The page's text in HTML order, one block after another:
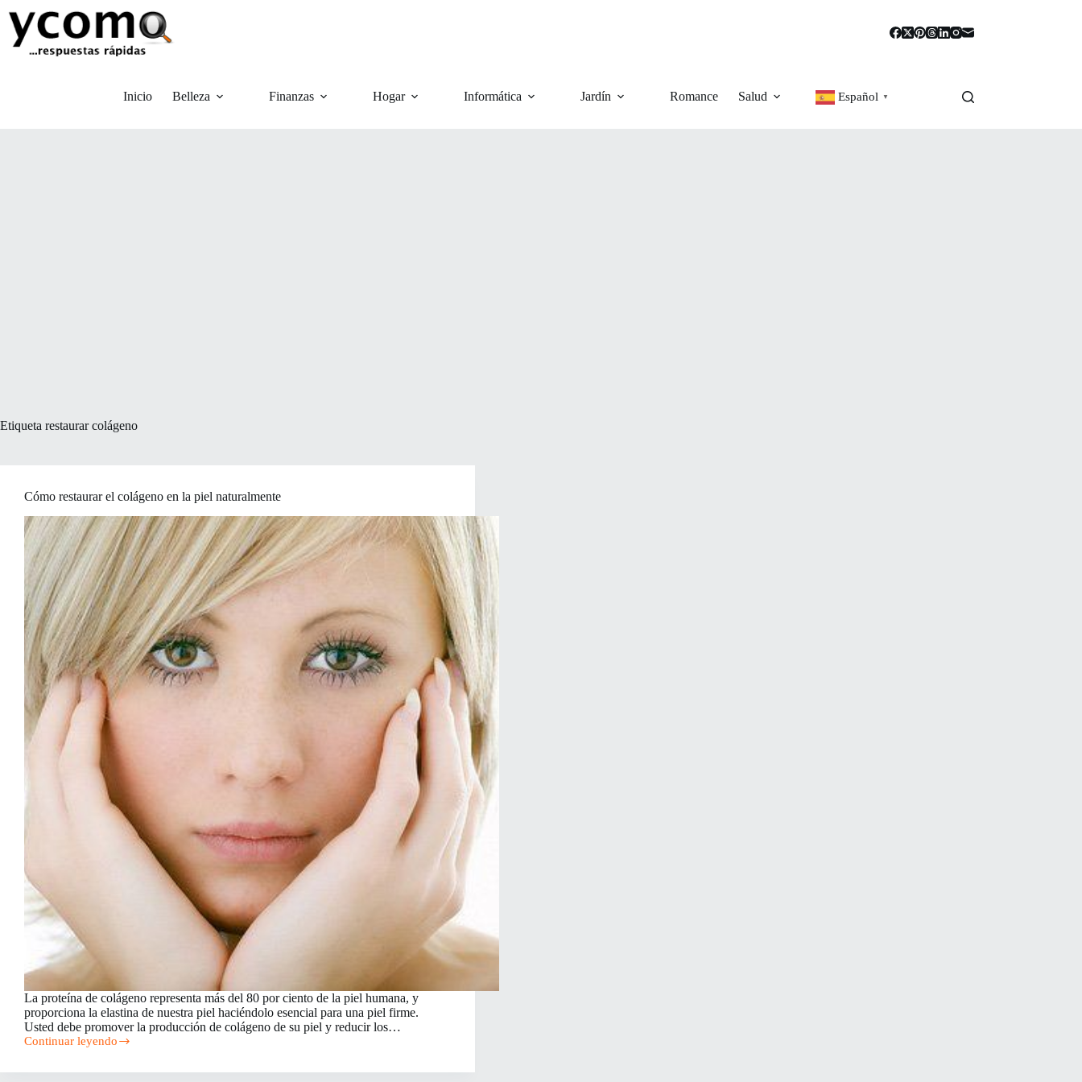
contenido
Inicio Belleza Finanzas Hogar Informática Jardín Romance Salud Español ▼
Etiqueta restaurar colágeno
Cómo restaurar el colágeno en la piel naturalmente
La proteína de colágeno representa más del 80 por ciento de la piel humana, y
proporciona la elastina de nuestra piel haciéndolo esencial para una piel firme.
Usted debe promover la producción de colágeno de su piel y reducir los…
Continuar leyendo
Cómo
el